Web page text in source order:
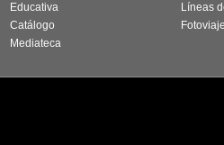
Educativa
Catálogo
Mediateca
Líneas